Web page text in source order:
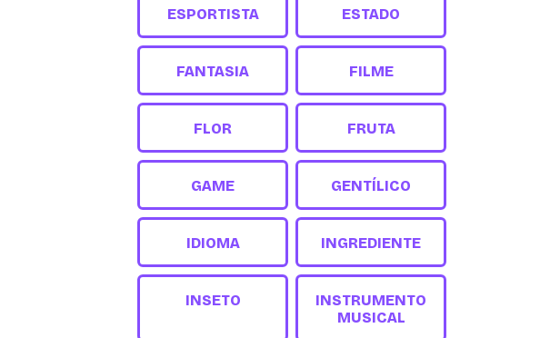
ESPORTISTA ESTADO
FANTASIA FILME
FLOR FRUTA
GAME GENTÍLICO
IDIOMA INGREDIENTE
INSETO
INSTRUMENTO
MUSICAL